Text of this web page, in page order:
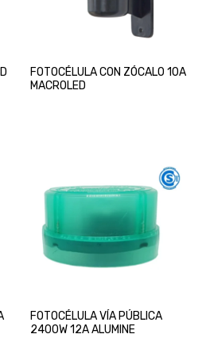
FOTOCÉLULA CON ZÓCALO 10A
MACROLED
FOTOCÉLULA VÍA PÚBLICA
2400W 12A ALUMINE